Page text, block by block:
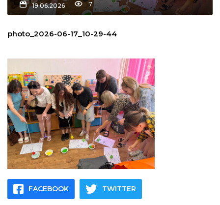
політика
19.06.2026 7
photo_2026-06-17_10-29-44
FACEBOOK TWITTER